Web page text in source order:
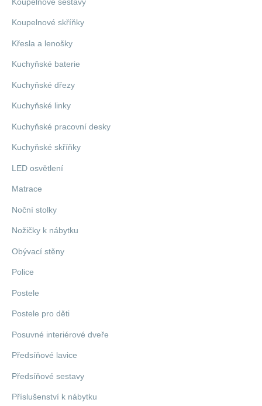
Koupelnové skříňky
Křesla a lenošky
Kuchyňské baterie
Kuchyňské dřezy
Kuchyňské linky
Kuchyňské pracovní desky
Kuchyňské skříňky
LED osvětlení
Matrace
Noční stolky
Nožičky k nábytku
Obývací stěny
Police
Postele
Postele pro děti
Posuvné interiérové dveře
Předsíňové lavice
Předsíňové sestavy
Příslušenství k nábytku